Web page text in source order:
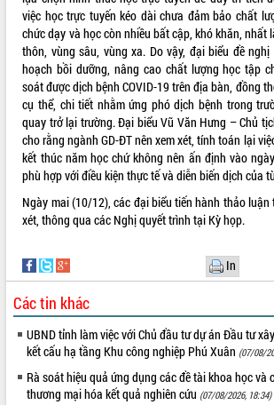
mới
UBND tỉnh họp báo định kỳ tháng 4
năm 2026
Hội thảo khoa học “Giải pháp thúc đẩy
phát triển nền kinh tế xanh tại tỉnh
Đắk Lắk”
Tăng cường giám sát, đôn đốc thực
hiện nhiệm vụ quản lý tài sản công
hàng tuần
Tháo gỡ những vướng mắc, đẩy mạnh
công tác cải cách thủ tục hành chính
tại Trung tâm Phục vụ hành chính
Đắk Lắk: Tôn vinh 46 giải pháp tại Hội
thi Sáng tạo Kỹ thuật 2024 - 2025
Đắk Lắk rà soát, điều chỉnh Đề án 190
về phát triển nuôi trồng thủy sản
Phó Chủ tịch UBND tỉnh Đắk Lắk
Trương Công Thái kiểm tra thực địa
Dự án cao tốc Khánh Hòa - Buôn Ma
Thuột
việc học trực tuyến kéo dài chưa đảm bảo chất
chức dạy và học còn nhiều bất cập, khó khăn, nhất
thôn, vùng sâu, vùng xa. Do vậy, đại biểu đề
hoạch bồi dưỡng, nâng cao chất lượng học tập
soát được dịch bệnh COVID-19 trên địa bàn, đồng
cụ thể, chi tiết nhằm ứng phó dịch bệnh trong
quay trở lại trường. Đại biểu Vũ Văn Hưng – Chủ
cho rằng ngành GD-ĐT nên xem xét, tính toán lại
kết thúc năm học chứ không nên ấn định vào
phù hợp với điều kiện thực tế và diễn biến dịch của
Ngày mai (10/12), các đại biểu tiến hành thảo
xét, thông qua các Nghị quyết trình tại Kỳ họp.
In
Các tin khác
UBND tỉnh làm việc với Chủ đầu tư dự án Đầu tư
kết cấu hạ tầng Khu công nghiệp Phú Xuân (07/08/
Rà soát hiệu quả ứng dụng các đề tài khoa học và
thương mại hóa kết quả nghiên cứu (07/08/2026, 18:34)